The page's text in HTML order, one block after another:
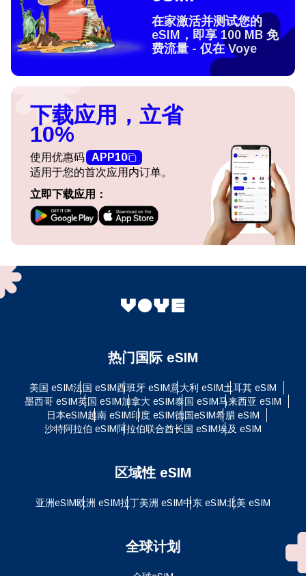
在家激活并测试您的
eSIM，即享 100 MB 免
费流量 - 仅在 Voye
下载应用，立省
10%
使用优惠码 APP10
适用于您的首次应用内订单。
立即下载应用：
热门国际 eSIM
美国 eSIM法国 eSIM西班牙 eSIM意大利 eSIM土耳其 eSIM
墨西哥 eSIM英国 eSIM加拿大 eSIM泰国 eSIM马来西亚 eSIM
日本eSIM越南 eSIM印度 eSIM德国eSIM希腊 eSIM
沙特阿拉伯 eSIM阿拉伯联合酋长国 eSIM埃及 eSIM
区域性 eSIM
亚洲eSIM欧洲 eSIM拉丁美洲 eSIM中东 eSIM北美 eSIM
全球计划